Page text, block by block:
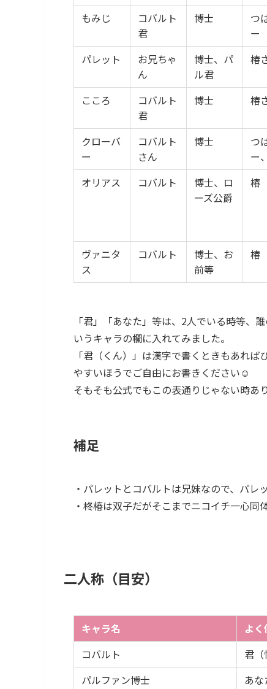
もみじ
コバルト
君
博士
つ
ー
パレット
お兄ちゃ
ん
博士、パ
ル君
椿
こころ
コバルト
君
博士 椿
クローバ
ー
コバルト
さん
博士
つ
ー
オリアス コバルト
博士、ロ
ーズ公爵
椿
ヴァニタ
ス
コバルト
博士、お
前等
椿
「君」「あなた」等は、2人でいる時等、
いうキャラの欄に入れてみました。
「君（くん）」は漢字で書くときもあれ
やすいほうでご自由にお書きください☺️
そもそも公式でもこの表通りじゃない時
補足
・パレットとコバルトは兄妹なので、パレ
・柊椿は双子だがそこまでニコイチ一心同
二人称（目安）
キャラ名
よ
コバルト
君（
パルファン博士
あ